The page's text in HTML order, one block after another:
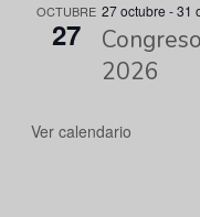
OCTUBRE
27
27 octubre -31
2026
Ver calendario